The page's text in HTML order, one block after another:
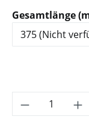
Gesamtlänge
Produkt